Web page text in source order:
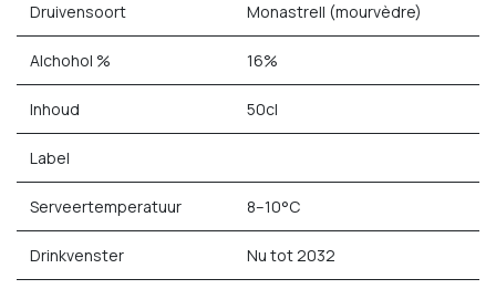
Druivensoort Monastrell (mourvèdre)
Alchohol % 16%
Inhoud 50cl
Label
Serveertemperatuur 8–10°C
Drinkvenster Nu tot 2032